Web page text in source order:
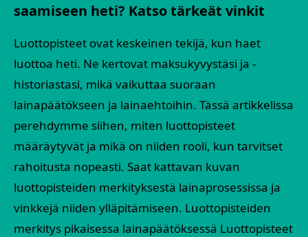
saamiseen heti? Katso tärkeät vinkit
Luottopisteet ovat keskeinen tekijä, kun haet
luottoa heti. Ne kertovat maksukyvystäsi ja -
historiastasi, mikä vaikuttaa suoraan
lainapäätökseen ja lainaehtoihin. Tässä artikkelissa
perehdymme siihen, miten luottopisteet
määräytyvät ja mikä on niiden rooli, kun tarvitset
rahoitusta nopeasti. Saat kattavan kuvan
luottopisteiden merkityksestä lainaprosessissa ja
vinkkejä niiden ylläpitämiseen. Luottopisteiden
merkitys pikaisessa lainapäätöksessä Luottopisteet